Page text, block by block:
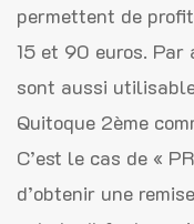
permettent de
15 et 90 euros. Par
sont aussi
Quitoque 2ème
C’est le cas de «
d’obtenir une